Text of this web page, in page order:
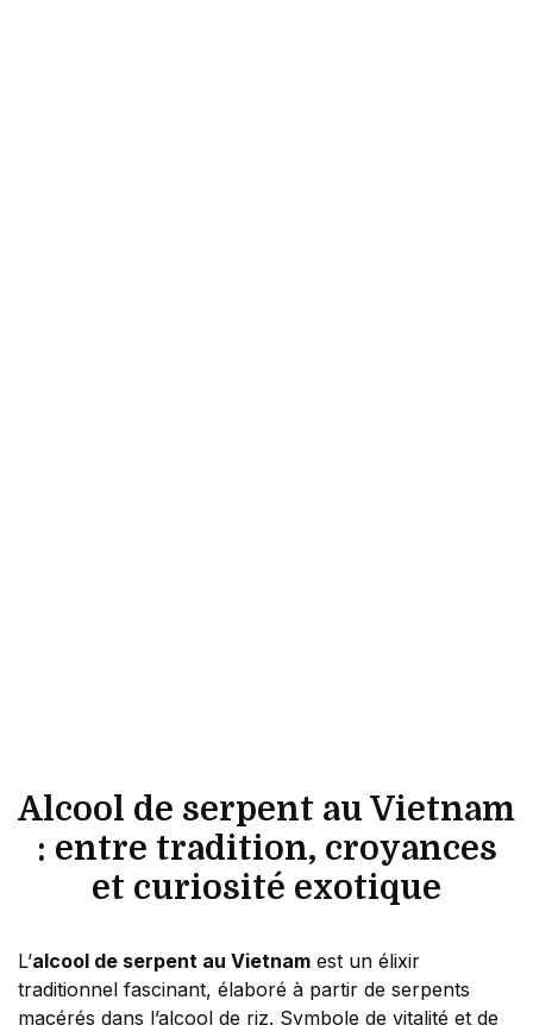
Alcool de serpent au Vietnam
: entre tradition, croyances
et curiosité exotique
L’alcool de serpent au Vietnam est un élixir
traditionnel fascinant, élaboré à partir de serpents
macérés dans l’alcool de riz. Symbole de vitalité et de